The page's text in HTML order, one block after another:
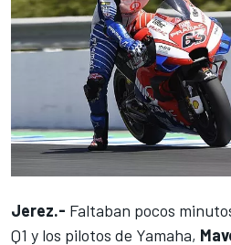
Jerez.- Faltaban pocos
Q1 y los pilotos de Yamaha,